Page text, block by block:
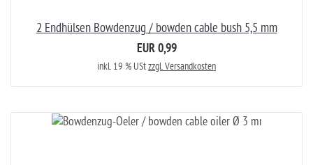
2 Endhülsen Bowdenzug / bowden cable bush 5,5 mm
EUR 0,99
inkl. 19 % UStzzgl. Versandkosten